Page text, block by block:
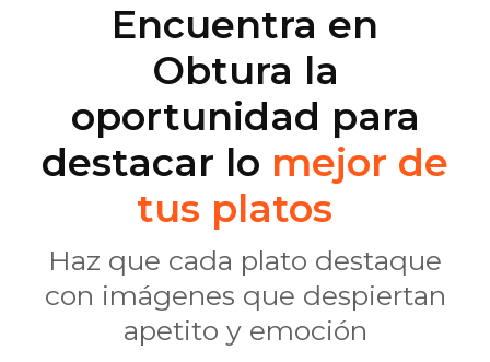
Encuentra en
Obtura la
oportunidad para
destacar lo mejor de
tus platos
Haz que cada plato destaque
con imágenes que despiertan
apetito y emoción